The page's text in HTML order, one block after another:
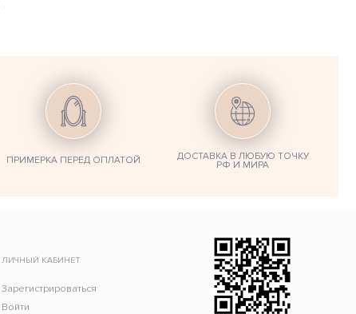
ПРИМЕРКА ПЕРЕД ОПЛАТОЙ ДОСТАВКА В ЛЮБУЮ ТОЧКУ
РФ И МИРА
ЛИЧНЫЙ КАБИНЕТ
Зарегистрироваться
Войти